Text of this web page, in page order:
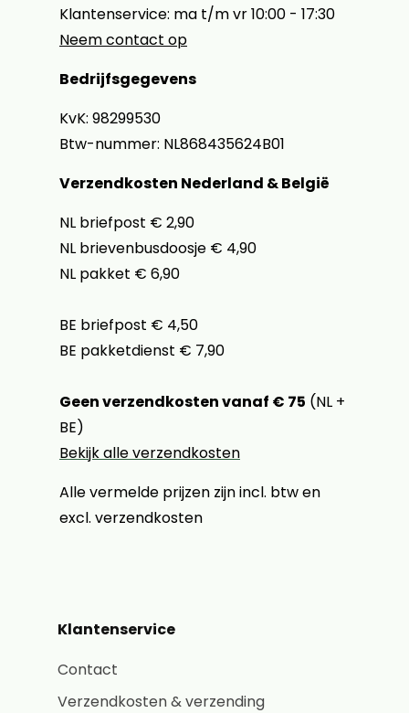
Klantenservice: ma t/m vr 10:00 - 17:30
Neem contact op
Bedrijfsgegevens
KvK: 98299530
Btw-nummer: NL868435624B01
Verzendkosten Nederland & België
NL briefpost € 2,90
NL brievenbusdoosje € 4,90
NL pakket € 6,90
BE briefpost € 4,50
BE pakketdienst € 7,90
Geen verzendkosten vanaf € 75 (NL +
BE)
Bekijk alle verzendkosten
Alle vermelde prijzen zijn incl. btw en
excl. verzendkosten
Klantenservice
Contact
Verzendkosten & verzending